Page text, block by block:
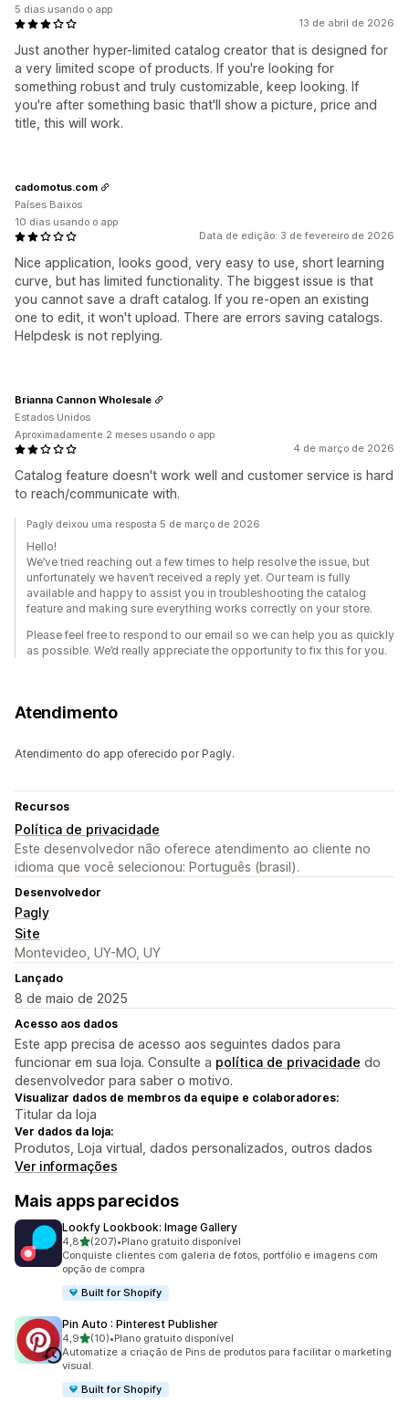
13 de abril de 2026
Just another hyper-limited catalog creator that is designed for
a very limited scope of products. If you're looking for
something robust and truly customizable, keep looking. If
you're after something basic that'll show a picture, price and
title, this will work.
5 dias usando o app
Data de edição: 3 de fevereiro de 2026
Nice application, looks good, very easy to use, short learning
curve, but has limited functionality. The biggest issue is that
you cannot save a draft catalog. If you re-open an existing
one to edit, it won't upload. There are errors saving catalogs.
Helpdesk is not replying.
cadomotus.com
Países Baixos
10 dias usando o app
4 de março de 2026
Catalog feature doesn't work well and customer service is hard
to reach/communicate with.
Brianna Cannon Wholesale
Estados Unidos
Aproximadamente 2 meses usando o app
Pagly deixou uma resposta 5 de março de 2026
Hello!
We’ve tried reaching out a few times to help resolve the issue, but
unfortunately we haven’t received a reply yet. Our team is fully
available and happy to assist you in troubleshooting the catalog
feature and making sure everything works correctly on your store.
Please feel free to respond to our email so we can help you as quickly
as possible. We’d really appreciate the opportunity to fix this for you.
Atendimento
Atendimento do app oferecido por Pagly.
Recursos
Política de privacidade
Este desenvolvedor não oferece atendimento ao cliente no
idioma que você selecionou: Português (brasil).
Desenvolvedor
Pagly
Site
Montevideo, UY-MO, UY
Lançado
8 de maio de 2025
Acesso aos dados
Este app precisa de acesso aos seguintes dados para
funcionar em sua loja. Consulte a política de privacidade do
desenvolvedor para saber o motivo.
Visualizar dados de membros da equipe e colaboradores:
Titular da loja
Ver dados da loja:
Produtos, Loja virtual, dados personalizados, outros dados
Ver informações
Mais apps parecidos
Lookfy Lookbook: Image Gallery
4,8de 5 estrelas
(207)
207 avaliações ao todo
•Plano gratuito disponível
Conquiste clientes com galeria de fotos, portfólio e imagens com
opção de compra
Built for Shopify
Pin Auto : Pinterest Publisher
4,9de 5 estrelas
(10)
10 avaliações ao todo
•Plano gratuito disponível
Automatize a criação de Pins de produtos para facilitar o marketing
visual.
Built for Shopify